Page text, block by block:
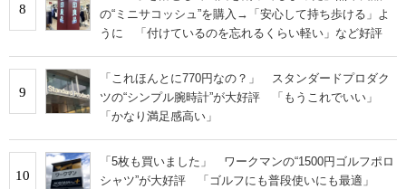
8
の“ミニサコッシュ”を購入→「安心して持ち歩ける」よ
うに 「付けているのを忘れるくらい軽い」など好評
9
「これほんとに770円なの？」 スタンダードプロダク
ツの“シンプル腕時計”が大好評 「もうこれでいい」
「かなり満足感高い」
10
「5枚も買いました」 ワークマンの“1500円ゴルフポロ
シャツ”が大好評 「ゴルフにも普段使いにも最適」